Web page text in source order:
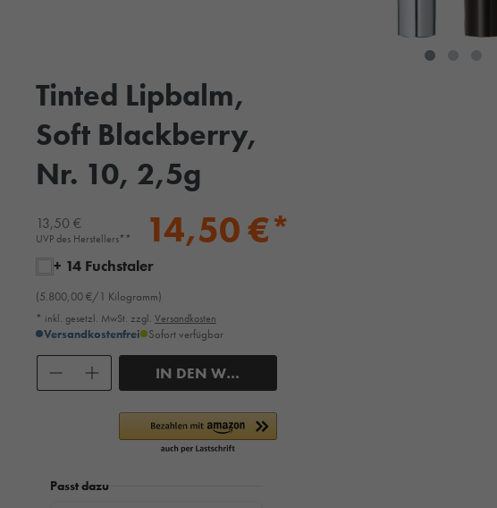
Tinted Lipbalm,
Soft Blackberry,
Nr. 10, 2,5g
13,50 €
UVP des Herstellers** 14,50 €*
+ 14 Fuchstaler
(5.800,00 €/1 Kilogramm)
* inkl. gesetzl. MwSt. zzgl. Versandkosten
Versandkostenfrei Sofort verfügbar
IN DEN WARENKORB
Passt dazu